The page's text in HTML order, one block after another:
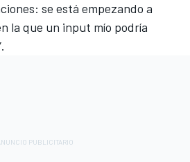
se está empezando a
la que un input mío podría